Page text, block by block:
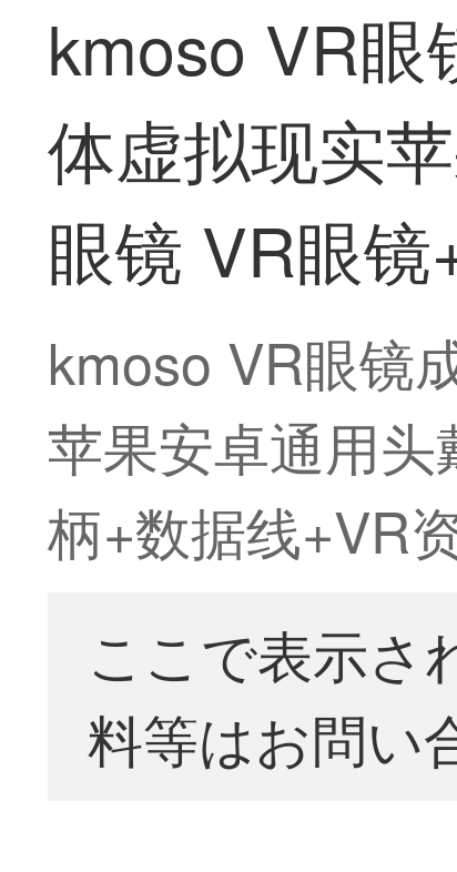
kmoso VR眼
体虚拟现实
眼镜 VR眼
kmoso VR眼镜
苹果安卓通用
柄+数据线+VR
ここで表示さ
料等はお問い